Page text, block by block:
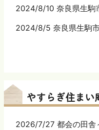
2024/8/10 奈良県生駒
2024/8/5 奈良県生駒
やすらぎ住まい
2026/7/27 都会の田舎